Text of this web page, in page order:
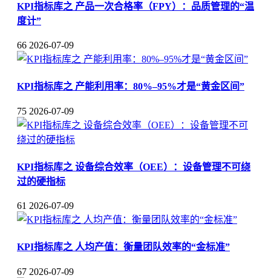
KPI指标库之 产品一次合格率（FPY）：品质管理的“温
度计”
66 2026-07-09
KPI指标库之 产能利用率：80%–95%才是“黄金区间”
75 2026-07-09
KPI指标库之 设备综合效率（OEE）：设备管理不可绕
过的硬指标
61 2026-07-09
KPI指标库之 人均产值：衡量团队效率的“金标准”
67 2026-07-09